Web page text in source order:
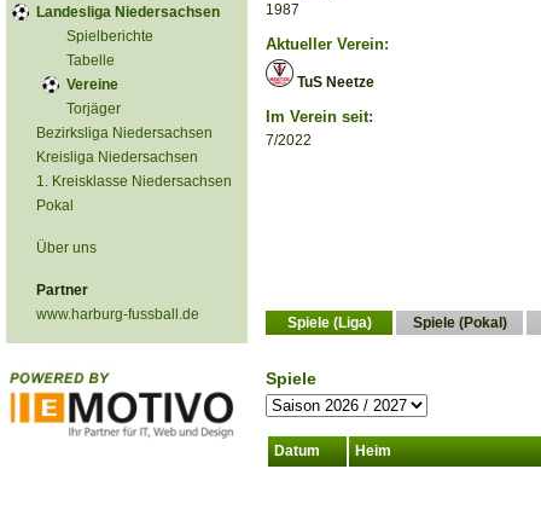
Landesliga Niedersachsen
Spielberichte
Tabelle
Vereine
Torjäger
Bezirksliga Niedersachsen
Kreisliga Niedersachsen
1. Kreisklasse Niedersachsen
Pokal
Über uns
Partner
www.harburg-fussball.de
1987
Aktueller Verein:
TuS Neetze
Im Verein seit:
7/2022
Spiele (Liga) Spiele (Pokal)
Spiele
Datum Heim